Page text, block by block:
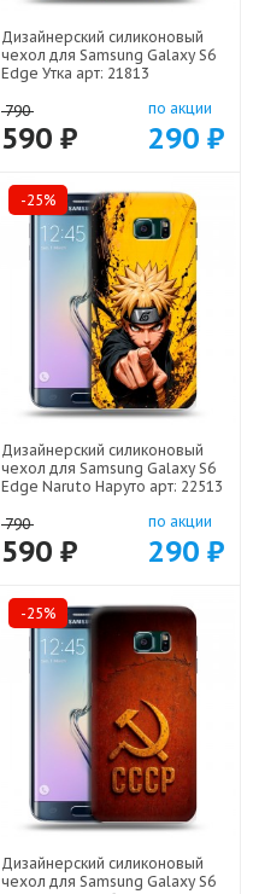
Дизайнерский силиконовый
чехол для Samsung Galaxy S6
Edge Утка арт: 21813
790
590 ₽
по акции
290 ₽
-25%
Дизайнерский силиконовый
чехол для Samsung Galaxy S6
Edge Naruto Наруто арт: 22513
790
590 ₽
по акции
290 ₽
-25%
Дизайнерский силиконовый
чехол для Samsung Galaxy S6